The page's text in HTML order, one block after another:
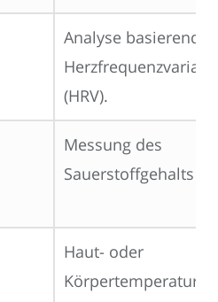
Analyse basierend
(HRV).
Messung des
Sauerstoffgehalts
Haut- oder